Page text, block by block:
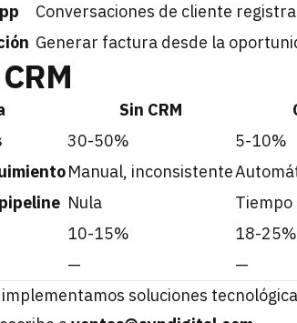
Conversaciones de cliente
Generar factura desde la
Sin CRM
30-50% 5-10%
Manual, inconsistente
Nula
10-15% 18-25%
— —
implementamos soluciones